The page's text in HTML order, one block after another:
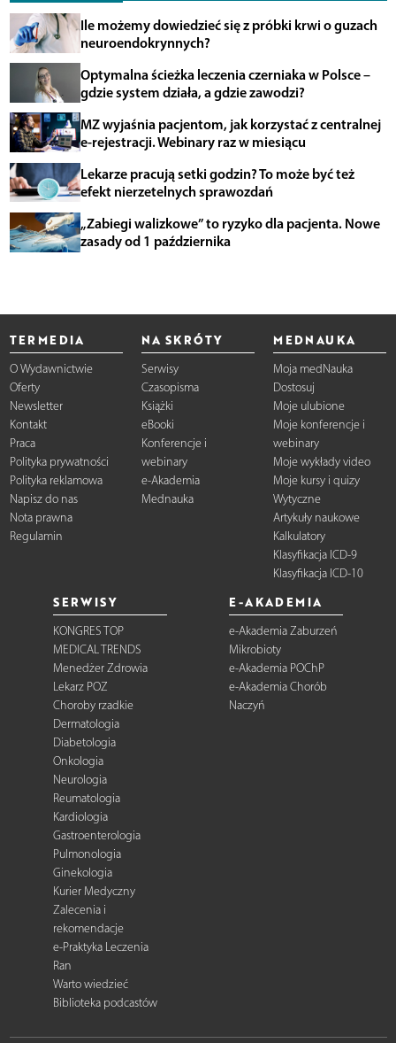
Ile możemy dowiedzieć się z próbki krwi o guzach
neuroendokrynnych?
Optymalna ścieżka leczenia czerniaka w Polsce –
gdzie system działa, a gdzie zawodzi?
MZ wyjaśnia pacjentom, jak korzystać z centralnej
e-rejestracji. Webinary raz w miesiącu
Lekarze pracują setki godzin? To może być też
efekt nierzetelnych sprawozdań
„Zabiegi walizkowe” to ryzyko dla pacjenta. Nowe
zasady od 1 października
TERMEDIA
O Wydawnictwie
Oferty
Newsletter
Kontakt
Praca
Polityka prywatności
Polityka reklamowa
Napisz do nas
Nota prawna
Regulamin
NA SKRÓTY
Serwisy
Czasopisma
Książki
eBooki
Konferencje i
webinary
e-Akademia
Mednauka
MEDNAUKA
Moja medNauka
Dostosuj
Moje ulubione
Moje konferencje i
webinary
Moje wykłady video
Moje kursy i quizy
Wytyczne
Artykuły naukowe
Kalkulatory
Klasyfikacja ICD-9
Klasyfikacja ICD-10
SERWISY
KONGRES TOP
MEDICAL TRENDS
Menedżer Zdrowia
Lekarz POZ
Choroby rzadkie
Dermatologia
Diabetologia
Onkologia
Neurologia
Reumatologia
Kardiologia
Gastroenterologia
Pulmonologia
Ginekologia
Kurier Medyczny
Zalecenia i
rekomendacje
e-Praktyka Leczenia
Ran
Warto wiedzieć
Biblioteka podcastów
E-AKADEMIA
e-Akademia Zaburzeń
Mikrobioty
e-Akademia POChP
e-Akademia Chorób
Naczyń